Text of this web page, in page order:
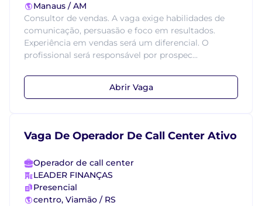
Manaus / AM
Consultor de vendas. A vaga exige habilidades de
comunicação, persuasão e foco em resultados.
Experiência em vendas será um diferencial. O
profissional será responsável por prospec...
Abrir Vaga
Vaga De Operador De Call Center Ativo
Operador de call center
LEADER FINANÇAS
Presencial
centro, Viamão / RS